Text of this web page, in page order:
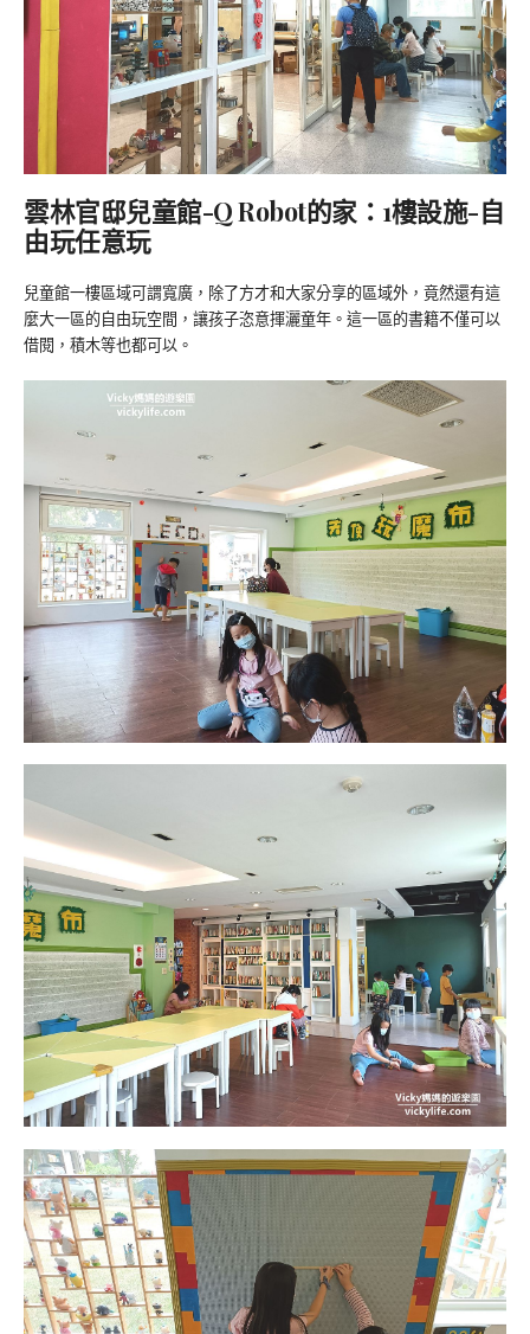
雲林官邸兒童館-Q Robot的家：1樓設施-自
由玩任意玩
兒童館一樓區域可謂寬廣，除了方才和大家分享的區域外，竟然還有這
麼大一區的自由玩空間，讓孩子恣意揮灑童年。這一區的書籍不僅可以
借閱，積木等也都可以。